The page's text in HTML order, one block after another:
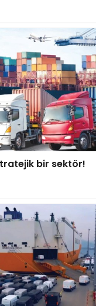
bir sektör!